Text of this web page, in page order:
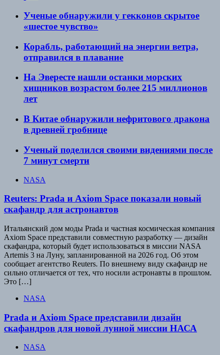
Ученые обнаружили у гекконов скрытое
«шестое чувство»
Корабль, работающий на энергии ветра,
отправился в плавание
На Эвересте нашли останки морских
хищников возрастом более 215 миллионов
лет
В Китае обнаружили нефритового дракона
в древней гробнице
Ученый поделился своими видениями после
7 минут смерти
NASA
Reuters: Prada и Axiom Space показали новый
скафандр для астронавтов
Итальянский дом моды Prada и частная космическая компания
Axiom Space представили совместную разработку — дизайн
скафандра, который будет использоваться в миссии NASA
Artemis 3 на Луну, запланированной на 2026 год. Об этом
сообщает агентство Reuters. По внешнему виду скафандр не
сильно отличается от тех, что носили астронавты в прошлом.
Это […]
NASA
Prada и Axiom Space представили дизайн
скафандров для новой лунной миссии НАСА
NASA